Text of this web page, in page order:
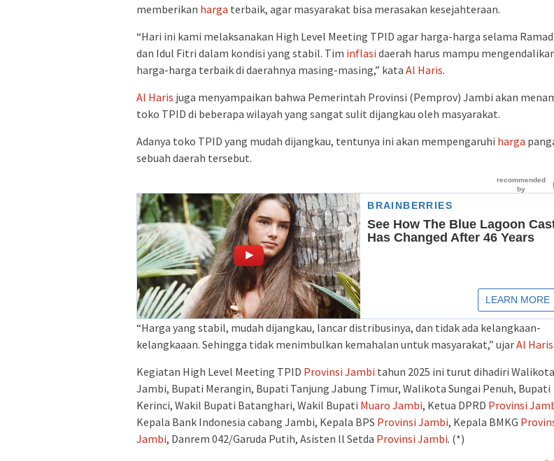
memberikan harga terbaik, agar masyarakat bisa merasakan kesejahteraan.
“Hari ini kami melaksanakan High Level Meeting TPID agar harga-harga selama
dan Idul Fitri dalam kondisi yang stabil. Tim inflasi daerah harus mampu
harga-harga terbaik di daerahnya masing-masing,” kata Al Haris.
Al Haris juga menyampaikan bahwa Pemerintah Provinsi (Pemprov) Jambi akan
toko TPID di beberapa wilayah yang sangat sulit dijangkau oleh masyarakat.
Adanya toko TPID yang mudah dijangkau, tentunya ini akan mempengaruhi harga
sebuah daerah tersebut.
“Harga yang stabil, mudah dijangkau, lancar distribusinya, dan tidak ada kelangkaan-
kelangkaaan. Sehingga tidak menimbulkan kemahalan untuk masyarakat,” ujarAl Haris.
Kegiatan High Level Meeting TPID Provinsi Jambi tahun 2025 ini turut dihadiri Walikota
Jambi, Bupati Merangin, Bupati Tanjung Jabung Timur, Walikota Sungai Penuh, Bupati
Kerinci, Wakil Bupati Batanghari, Wakil Bupati Muaro Jambi, Ketua DPRD Provinsi
Kepala Bank Indonesia cabang Jambi, Kepala BPS Provinsi Jambi, Kepala BMKG
Jambi, Danrem 042/Garuda Putih, Asisten ll Setda Provinsi Jambi. (*)